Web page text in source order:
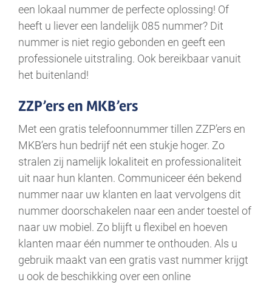
een lokaal nummer de perfecte oplossing! Of
heeft u liever een landelijk 085 nummer? Dit
nummer is niet regio gebonden en geeft een
professionele uitstraling. Ook bereikbaar vanuit
het buitenland!
ZZP’ers en MKB’ers
Met een gratis telefoonnummer tillen ZZP’ers en
MKB’ers hun bedrijf nét een stukje hoger. Zo
stralen zij namelijk lokaliteit en professionaliteit
uit naar hun klanten. Communiceer één bekend
nummer naar uw klanten en laat vervolgens dit
nummer doorschakelen naar een ander toestel of
naar uw mobiel. Zo blijft u flexibel en hoeven
klanten maar één nummer te onthouden. Als u
gebruik maakt van een gratis vast nummer krijgt
u ook de beschikking over een online